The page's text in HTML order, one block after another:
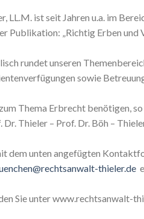
LL.M. ist seit Jahren u.a. im
Publikation: „Richtig Erben und
rundet unseren
sowie
Thema Erbrecht benötigen,
Thieler – Prof. Dr. Böh –
dem unten angefügten
thieler.de
Sie unter www.rechtsanwalt-